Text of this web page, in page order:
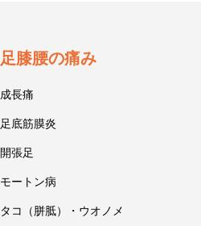
足膝腰の痛み
成長痛
足底筋膜炎
開張足
モートン病
タコ（胼胝）・ウオノメ